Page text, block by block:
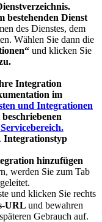
bestehenden Dienst
des Dienstes, dem
Wählen Sie dann die
und klicken Sie
Integration
im
und Integrationen
Integrationstyp
hinzufügen
werden Sie zum Tab
und klicken Sie rechts
URL und bewahren
Gebrauch auf.